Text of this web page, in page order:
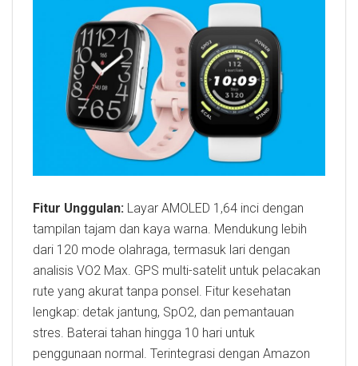
Fitur Unggulan: Layar AMOLED 1,64 inci dengan
tampilan tajam dan kaya warna. Mendukung lebih
dari 120 mode olahraga, termasuk lari dengan
analisis VO2 Max. GPS multi-satelit untuk pelacakan
rute yang akurat tanpa ponsel. Fitur kesehatan
lengkap: detak jantung, SpO2, dan pemantauan
stres. Baterai tahan hingga 10 hari untuk
penggunaan normal. Terintegrasi dengan Amazon